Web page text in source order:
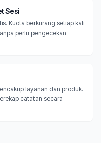
Sesi
Kuota berkurang setiap kali
perlu pengecekan
layanan dan produk.
catatan secara